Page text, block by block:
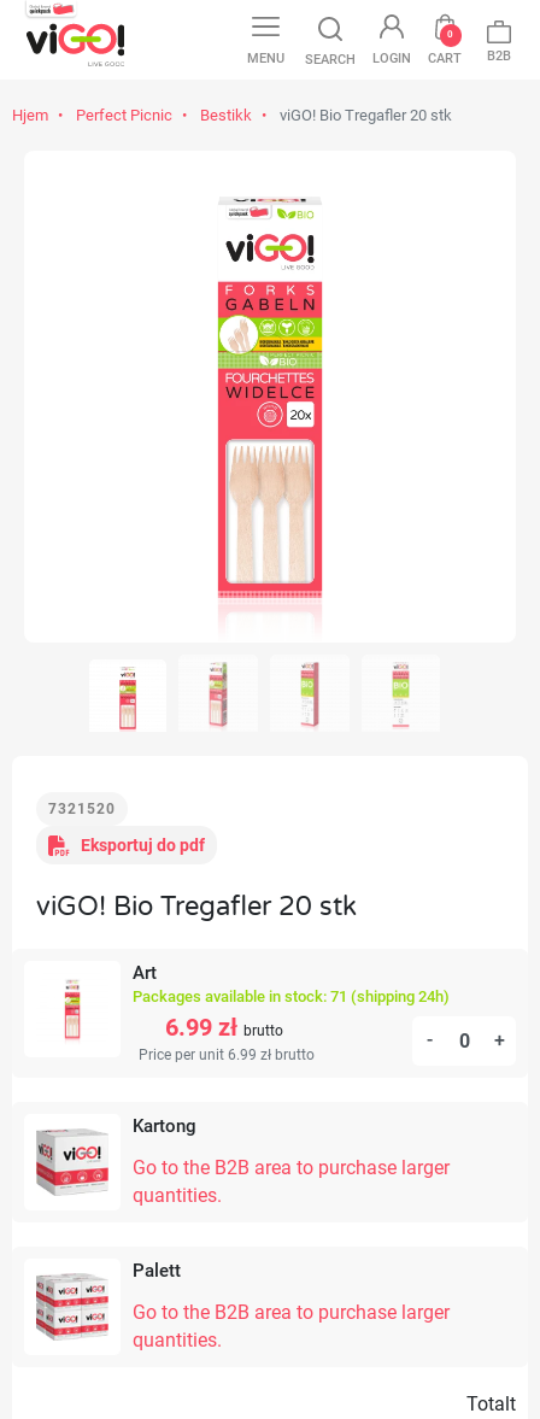
MENU SEARCH LOGIN CART
0
B2B
Hjem Perfect Picnic Bestikk viGO! Bio Tregafler 20 stk
7321520
Eksportuj do pdf
viGO! Bio Tregafler 20 stk
Art
Packages available in stock: 71 (shipping 24h)
6.99 zł brutto
Price per unit 6.99 zł brutto
- +
Kartong
Go to the B2B area to purchase larger
quantities.
Palett
Go to the B2B area to purchase larger
quantities.
Totalt